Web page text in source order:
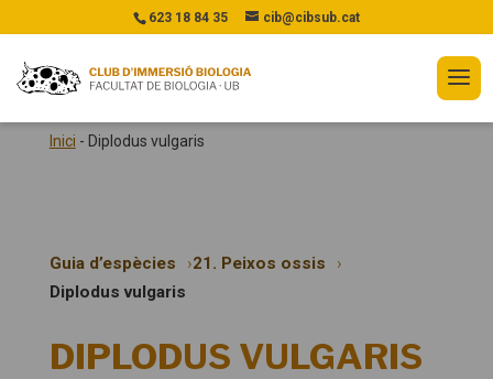
623 18 84 35 cib@cibsub.cat
Inici - Diplodus vulgaris
Guia d’espècies
21. Peixos ossis
Diplodus vulgaris
DIPLODUS VULGARIS